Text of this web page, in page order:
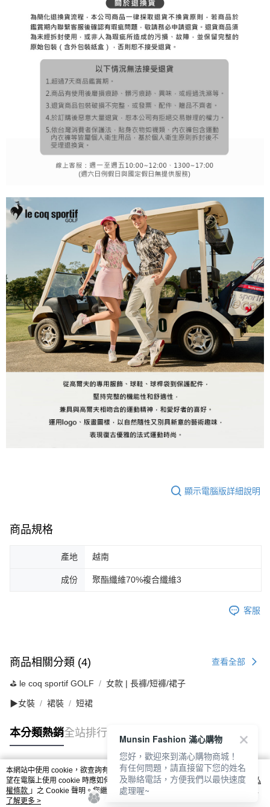
顯示電腦版詳細說明
商品規格
產地 越南
成份 聚酯纖維70%複合纖維3
客服
商品相關分類 (4) 查看全部
⛳️ le coq sportif GOLF 女款 | 長褲/短褲/裙子
▶女裝 裙裝 短裙
本分類熱銷全站排行
熱門標籤
本網站中使用 cookie，欲查詢有關本網站使用 cookie 方式之詳情，及若您不希
望在電腦上使用 cookie 時應如何變更電腦的 cookie 設定，請參閱本網站「
隱私
權條款 」之 Cookie 聲明。您繼續使用本網站即表示您同意本公司得按本網站使
用條款之 Cookie 聲明使用 cookie。
了解更多 >
Munsin Fashion 滿心購物
您好，歡迎來到滿心購物商城！
有任何問題，請直接留下您的姓名
及聯絡電話，方便我們以最快速度
處理喔~